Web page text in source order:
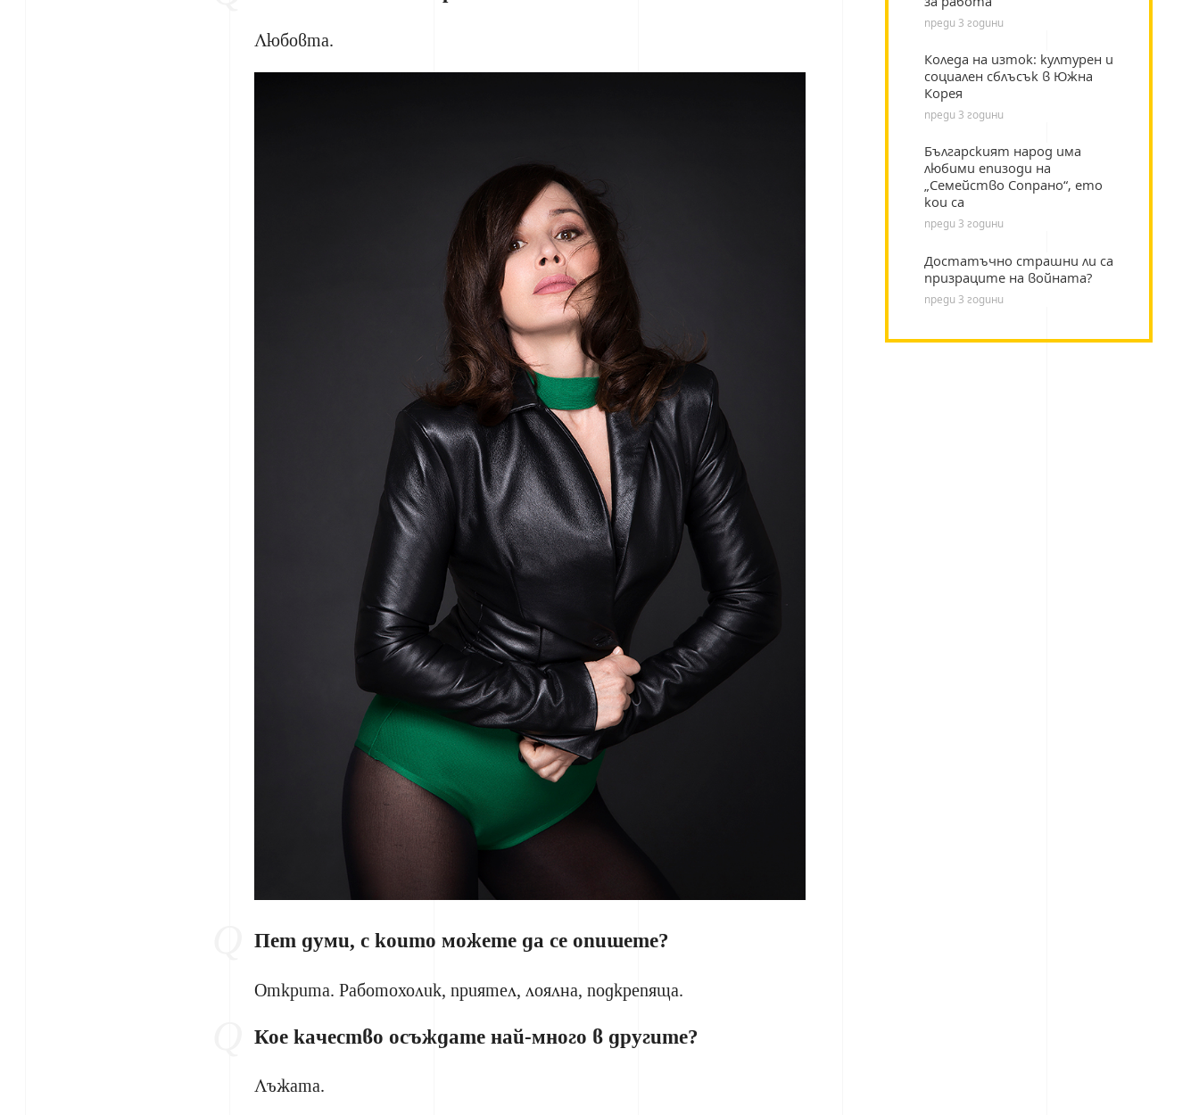
Любовта.
Пет думи, с които можете да се опишете?
Открита. Работохолик, приятел, лоялна, подкрепяща.
Кое качество осъждате най-много в другите?
Лъжата.
преди 3 години
Коледа на изток: културен и
социален сблъсък в Южна
Корея
преди 3 години
Българският народ има
любими епизоди на
„Семейство Сопрано“, ето
кои са
преди 3 години
Достатъчно страшни ли са
призраците на войната?
преди 3 години